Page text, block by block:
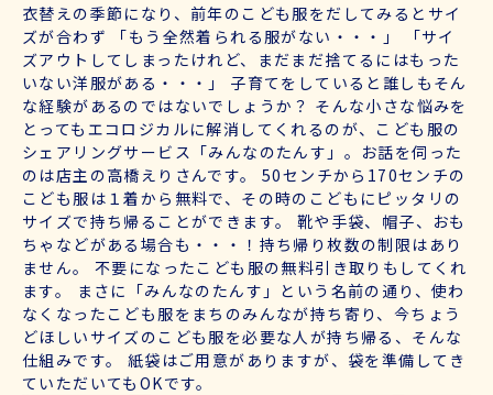
衣替えの季節になり、前年のこども服をだしてみるとサイ
ズが合わず 「もう全然着られる服がない・・・」 「サイ
ズアウトしてしまったけれど、まだまだ捨てるにはもった
いない洋服がある・・・」 子育てをしていると誰しもそん
な経験があるのではないでしょうか？ そんな小さな悩みを
とってもエコロジカルに解消してくれるのが、こども服の
シェアリングサービス「みんなのたんす」。お話を伺った
のは店主の高橋えりさんです。 50センチから170センチの
こども服は１着から無料で、その時のこどもにピッタリの
サイズで持ち帰ることができます。 靴や手袋、帽子、おも
ちゃなどがある場合も・・・！持ち帰り枚数の制限はあり
ません。 不要になったこども服の無料引き取りもしてくれ
ます。 まさに「みんなのたんす」という名前の通り、使わ
なくなったこども服をまちのみんなが持ち寄り、今ちょう
どほしいサイズのこども服を必要な人が持ち帰る、そんな
仕組みです。 紙袋はご用意がありますが、袋を準備してき
ていただいてもOKです。